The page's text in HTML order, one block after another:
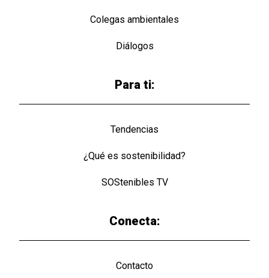
Colegas ambientales
Diálogos
Para ti:
Tendencias
¿Qué es sostenibilidad?
SOStenibles TV
Conecta:
Contacto